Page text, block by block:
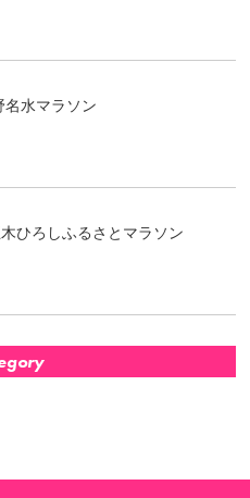
名水マラソン
ひろしふるさとマラソン